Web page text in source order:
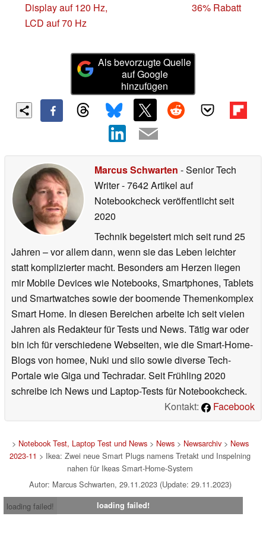
Display auf 120 Hz,
LCD auf 70 Hz
36% Rabatt
Als bevorzugte Quelle
auf Google
hinzufügen
Marcus Schwarten - Senior Tech
Writer- 7642 Artikel auf
Notebookcheck veröffentlichtseit
2020
Technik begeistert mich seit rund 25
Jahren – vor allem dann, wenn sie das Leben leichter
statt komplizierter macht. Besonders am Herzen liegen
mir Mobile Devices wie Notebooks, Smartphones, Tablets
und Smartwatches sowie der boomende Themenkomplex
Smart Home. In diesen Bereichen arbeite ich seit vielen
Jahren als Redakteur für Tests und News. Tätig war oder
bin ich für verschiedene Webseiten, wie die Smart-Home-
Blogs von homee, Nuki und siio sowie diverse Tech-
Portale wie Giga und Techradar. Seit Frühling 2020
schreibe ich News und Laptop-Tests für Notebookcheck.
Kontakt:
Facebook
> Notebook Test, Laptop Test und News> News> Newsarchiv> News
2023-11 > Ikea: Zwei neue Smart Plugs namens Tretakt und Inspelning
nahen für Ikeas Smart-Home-System
Autor: Marcus Schwarten, 29.11.2023 (Update: 29.11.2023)
loading failed!
loading failed!